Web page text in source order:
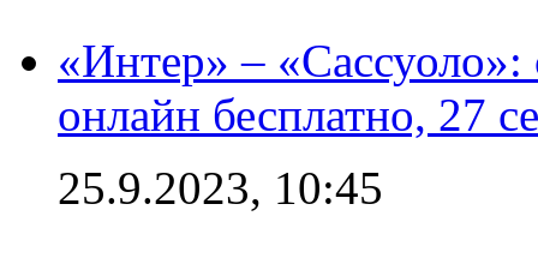
«Интер» –
онлайн бесплатно, 27
25.9.2023, 10:45